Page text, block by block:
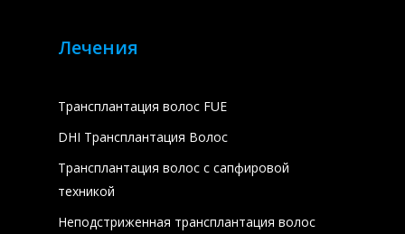
Лечения
Трансплантация волос FUE
DHI Трансплантация Волос
Трансплантация волос с сапфировой
техникой
Неподстриженная трансплантация волос